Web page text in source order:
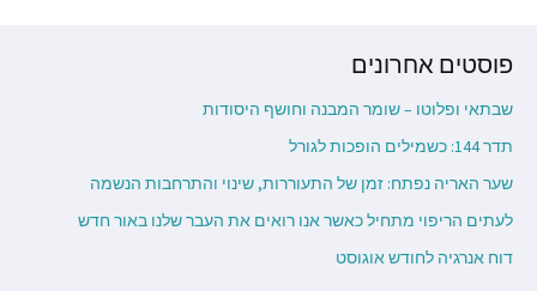
פוסטים אחרונים
שבתאי ופלוטו – שומר המבנה וחושף היסודות
תדר 144: כשמילים הופכות לגורל
שער האריה נפתח: זמן של התעוררות, שינוי והתרחבות הנשמה
לעתים הריפוי מתחיל כאשר אנו רואים את העבר שלנו באור חדש
דוח אנרגיה לחודש אוגוסט